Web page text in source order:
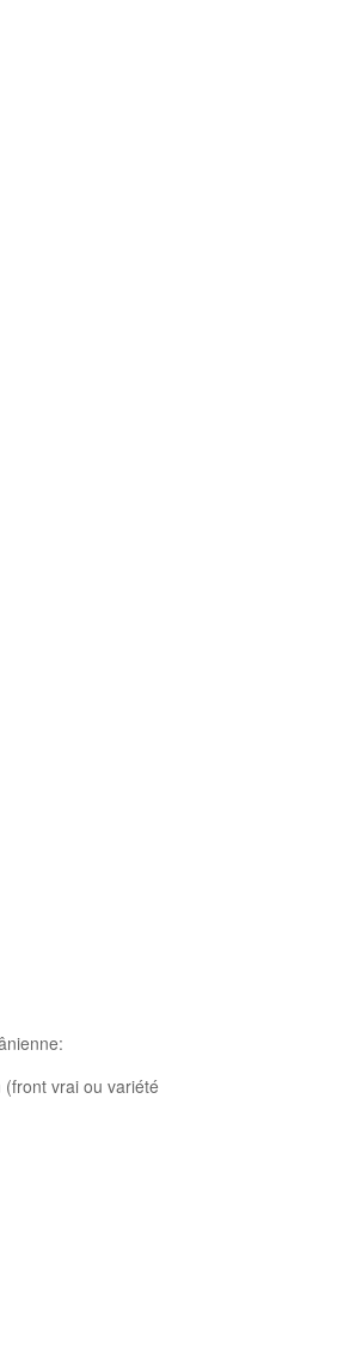
vrai ou variété